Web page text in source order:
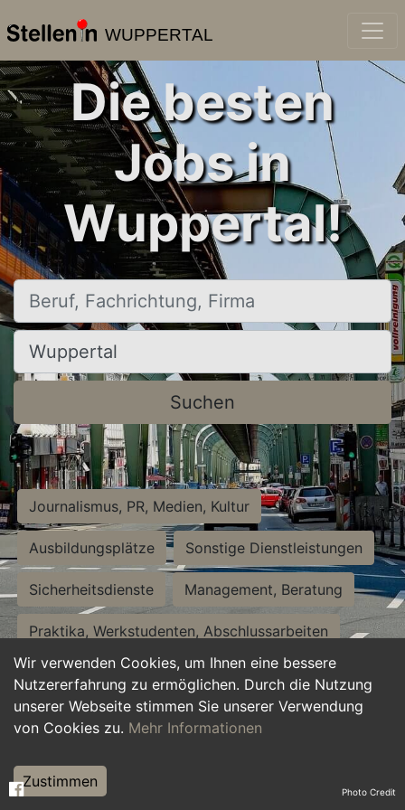
WUPPERTAL
Wir verwenden Cookies, um Ihnen eine bessere
Nutzererfahrung zu ermöglichen. Durch die Nutzung
unserer Webseite stimmen Sie unserer Verwendung
von Cookies zu. Mehr Informationen
Zustimmen
Die besten
Jobs in
Wuppertal!
Beruf, Fachrichtung, Firma
Ort, Stadt
Suchen
Journalismus, PR, Medien, Kultur
Ausbildungsplätze Sonstige Dienstleistungen
Sicherheitsdienste Management, Beratung
Praktika, Werkstudenten, Abschlussarbeiten
Personalwesen Assistenz, Sekretariat
Hilfskräfte, Aushilfs- und Nebenjobs
Weiterbildung, Studium, duale Ausbildung Photo Credit